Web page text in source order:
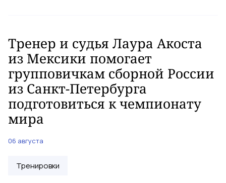
Тренер и судья Лаура Акоста
из Мексики помогает
групповичкам сборной России
из Санкт-Петербурга
подготовиться к чемпионату
мира
06 августа
Тренировки